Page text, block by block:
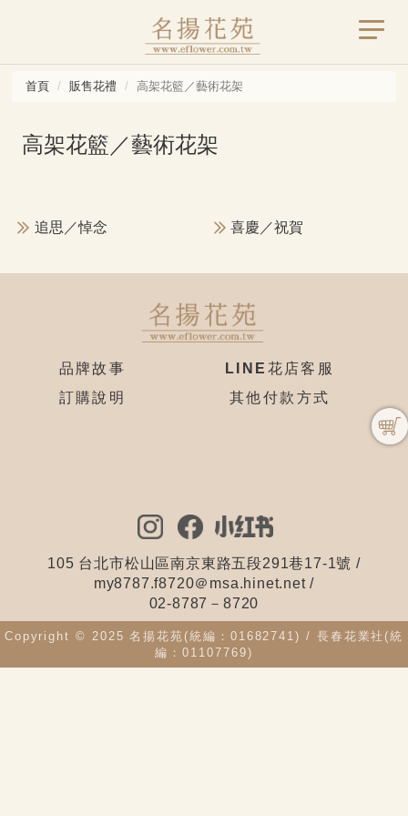
首頁 販售花禮 高架花籃／藝術花架
高架花籃／藝術花架
追思／悼念 喜慶／祝賀
品牌故事
訂購說明
LINE花店客服
其他付款方式
105 台北市松山區南京東路五段291巷17-1號 /
my8787.f8720＠msa.hinet.net /
02-8787－8720
Copyright © 2025 名揚花苑(統編：01682741) / 長春花業社(統
編：01107769)